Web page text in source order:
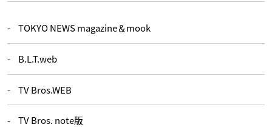
TOKYO NEWS magazine＆mook
B.L.T.web
TV Bros.WEB
TV Bros. note版